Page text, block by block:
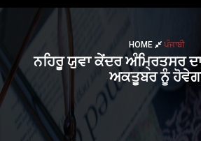
navigation
HOME ਪੰਜਾਬੀ
ਨਹਿਰੂ ਯੁਵਾ ਕੇਂਦਰ ਅੰਮ੍ਰਿਤਸਰ
ਅਕਤੂਬਰ ਨੂੰ